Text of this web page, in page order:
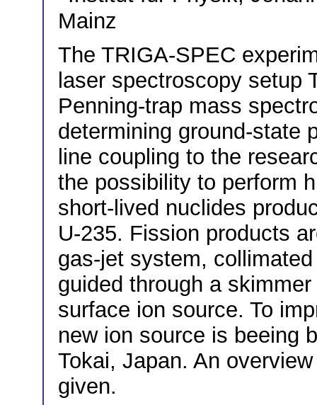
Mainz
The TRIGA-SPEC
laser spectroscopy setup
Penning-trap mass
determining ground-state
line coupling to the
the possibility to perform
short-lived nuclides
U-235. Fission products
gas-jet system,
guided through a
surface ion source. To
new ion source is beeing
Tokai, Japan. An
given.